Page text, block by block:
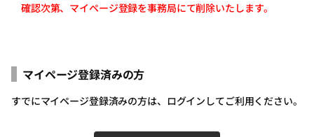
確認次第、マイページ登録を事務局にて削除いたします。
マイページ登録済みの方
すでにマイページ登録済みの方は、ログインしてご利用ください。